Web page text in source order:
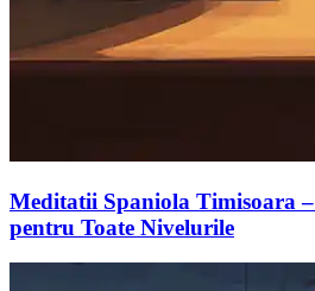
Meditatii Spaniola Timisoara
pentru Toate Nivelurile